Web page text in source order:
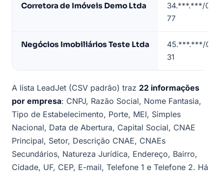
Pessoa
exemplo)
Corretora de Imóveis Demo Ltda
34.***.***/
77
Negócios Imobiliários Teste Ltda
45.***.***/
31
A lista LeadJet (CSV padrão) traz 22 informações
por empresa: CNPJ, Razão Social, Nome Fantasia,
Tipo de Estabelecimento, Porte, MEI, Simples
Nacional, Data de Abertura, Capital Social, CNAE
Principal, Setor, Descrição CNAE, CNAEs
Secundários, Natureza Jurídica, Endereço, Bairro,
Cidade, UF, CEP, E-mail, Telefone 1 e Telefone 2. Há